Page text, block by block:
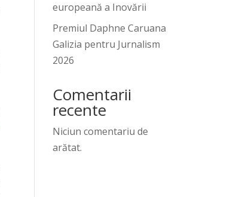
europeană a Inovării
Premiul Daphne Caruana
Galizia pentru Jurnalism
2026
Comentarii
recente
Niciun comentariu de
arătat.